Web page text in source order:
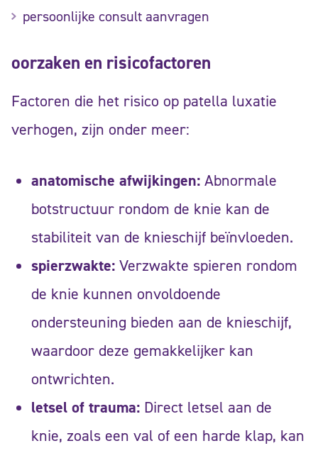
oorzaken en risicofactoren
Factoren die het risico op patella luxatie
verhogen, zijn onder meer:
anatomische afwijkingen: Abnormale
botstructuur rondom de knie kan de
stabiliteit van de knieschijf beïnvloeden.
spierzwakte: Verzwakte spieren rondom
de knie kunnen onvoldoende
ondersteuning bieden aan de knieschijf,
waardoor deze gemakkelijker kan
ontwrichten.
letsel of trauma: Direct letsel aan de
knie, zoals een val of een harde klap, kan
persoonlijke consult aanvragen